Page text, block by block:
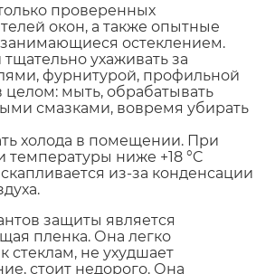
проверенных
окон, а также опытные
остеклением.
тщательно ухаживать за
фурнитурой, профильной
целом: мыть, обрабатывать
смазками, вовремя убирать
холода в помещении. При
ниже +18 °C
из-за конденсации
защиты является
пленка. Она легко
стеклам, не ухудшает
стоит недорого. Она